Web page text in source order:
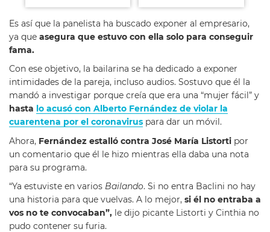
Es así que la panelista ha buscado exponer al empresario,
ya que asegura que estuvo con ella solo para conseguir
fama.
Con ese objetivo, la bailarina se ha dedicado a exponer
intimidades de la pareja, incluso audios. Sostuvo que él la
mandó a investigar porque creía que era una “mujer fácil” y
hasta lo acusó con Alberto Fernández de violar la
cuarentena por el coronavirus para dar un móvil.
Ahora, Fernández estalló contra José María Listorti por
un comentario que él le hizo mientras ella daba una nota
para su programa.
“Ya estuviste en varios Bailando. Si no entra Baclini no hay
una historia para que vuelvas. A lo mejor, si él no entraba a
vos no te convocaban”, le dijo picante Listorti y Cinthia no
pudo contener su furia.